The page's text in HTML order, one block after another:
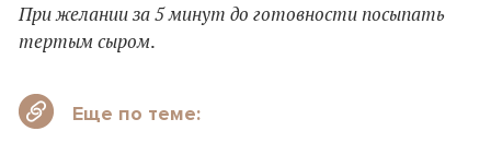
При желании за 5 минут до готовностипосыпать
тертым сыром.
Еще по теме: